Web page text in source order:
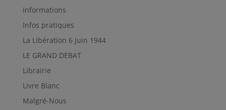
Informations
Infos pratiques
La Libération 6 juin 1944
LE GRAND DEBAT
Librairie
Livre Blanc
Malgré-Nous